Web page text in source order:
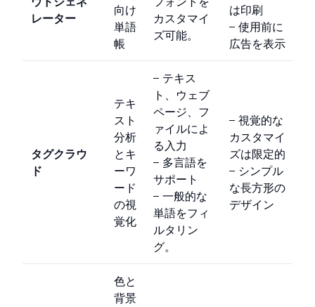
レーター
向け
単語
帳
カスタマイ
ズ可能。
は印刷
– 使用前に
広告を表示
タグクラウ
ド
テキ
スト
分析
とキ
ーワ
ード
の視
覚化
– テキス
ト、ウェブ
ページ、フ
ァイルによ
る入力
– 多言語を
サポート
– 一般的な
単語をフィ
ルタリン
グ。
– 視覚的な
カスタマイ
ズは限定的
– シンプル
な長方形の
デザイン
色と
背景